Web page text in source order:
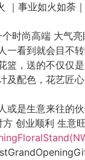
｜事业如火如荼
时尚高端 大气亮
一看到就会目不
篮，送的不仅仅
及配色，花艺匠
或是生意来往的
创业顺利 生意旺